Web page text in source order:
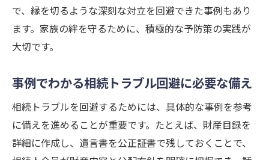
で、縁を切るような深刻な対立を回避できた事例もあり
ます。家族の絆を守るために、積極的な予防策の実践が
大切です。
事例でわかる相続トラブル回避に必要な備え
相続トラブルを回避するためには、具体的な事例を参考
に備えを進めることが重要です。たとえば、財産目録を
詳細に作成し、遺言書を公正証書で残しておくことで、